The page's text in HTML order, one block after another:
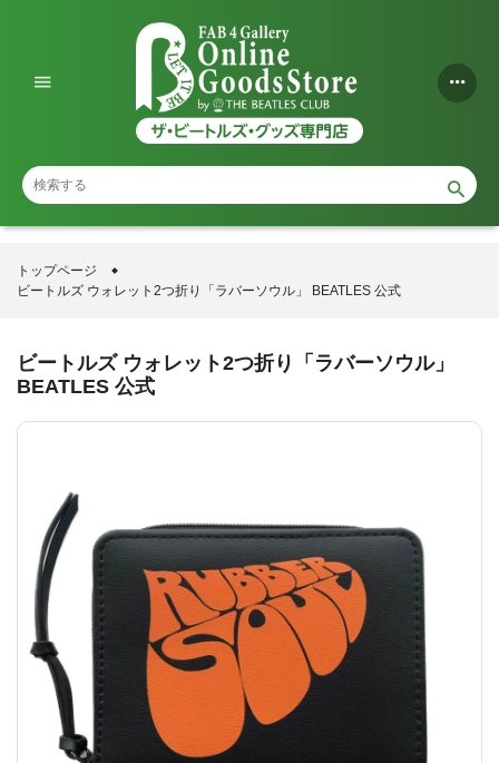
ツ
に
ス
キ
プ
す
トップページ
ビートルズ ウォレット2つ折り「ラバーソウル」 BEATLES 公式
ビートルズ ウォレット2つ折り「ラバーソウル」
BEATLES 公式